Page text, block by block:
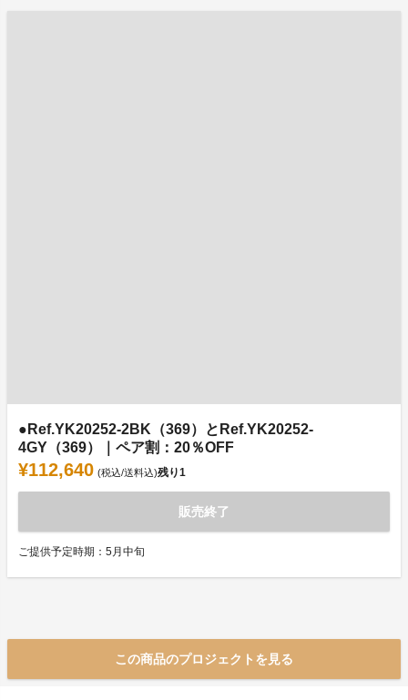
●Ref.YK20252-2BK（369）とRef.YK20252-
4GY（369）｜ペア割：20％OFF
¥112,640 (税込/送料込)残り1
販売終了
ご提供予定時期：5月中旬
この商品のプロジェクトを見る